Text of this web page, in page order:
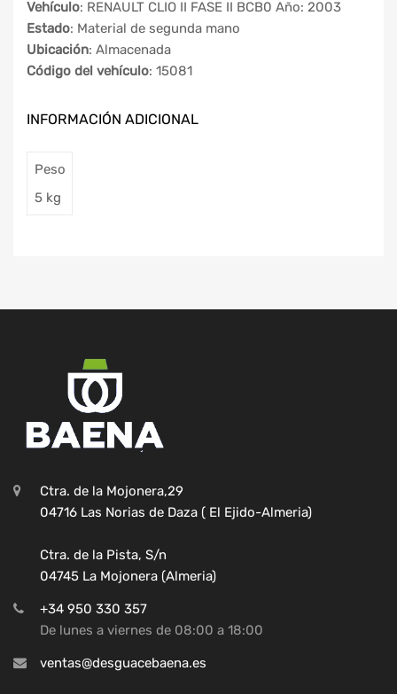
Vehículo: RENAULT CLIO II FASE II BCB0 Año: 2003
Estado: Material de segunda mano
Ubicación: Almacenada
Código del vehículo: 15081
INFORMACIÓN ADICIONAL
Peso
5 kg
Ctra. de la Mojonera,29
04716 Las Norias de Daza ( El Ejido-Almeria)
Ctra. de la Pista, S/n
04745 La Mojonera (Almeria)
+34 950 330 357
De lunes a viernes de 08:00 a 18:00
ventas@desguacebaena.es